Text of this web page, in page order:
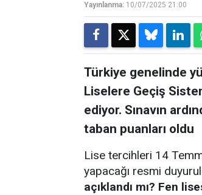
Yayınlanma: 10/07/2025 21:00
Türkiye genelinde
Liselere Geçiş
ediyor. Sınavın
taban puanları oldu
Lise tercihleri 14
yapacağı resmi
açıklandı mı? Fen